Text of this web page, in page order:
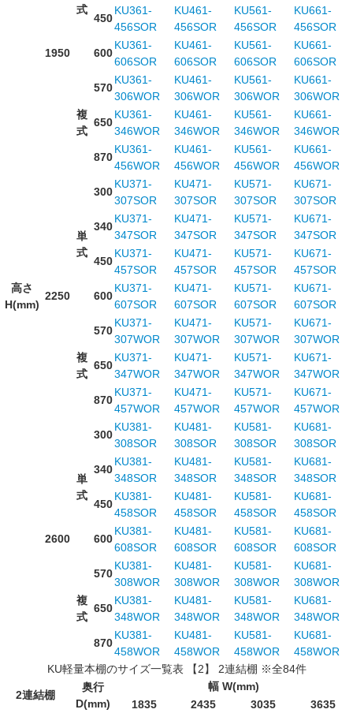
高さ
H(mm)
1950
式
450
KU361-
456SOR
KU461-
456SOR
KU561-
456SOR
KU661-
456SOR
600
KU361-
606SOR
KU461-
606SOR
KU561-
606SOR
KU661-
606SOR
複
式
570
KU361-
306WOR
KU461-
306WOR
KU561-
306WOR
KU661-
306WOR
650
KU361-
346WOR
KU461-
346WOR
KU561-
346WOR
KU661-
346WOR
870
KU361-
456WOR
KU461-
456WOR
KU561-
456WOR
KU661-
456WOR
2250
単
式
300
KU371-
307SOR
KU471-
307SOR
KU571-
307SOR
KU671-
307SOR
340
KU371-
347SOR
KU471-
347SOR
KU571-
347SOR
KU671-
347SOR
450
KU371-
457SOR
KU471-
457SOR
KU571-
457SOR
KU671-
457SOR
600
KU371-
607SOR
KU471-
607SOR
KU571-
607SOR
KU671-
607SOR
複
式
570
KU371-
307WOR
KU471-
307WOR
KU571-
307WOR
KU671-
307WOR
650
KU371-
347WOR
KU471-
347WOR
KU571-
347WOR
KU671-
347WOR
870
KU371-
457WOR
KU471-
457WOR
KU571-
457WOR
KU671-
457WOR
2600
単
式
300
KU381-
308SOR
KU481-
308SOR
KU581-
308SOR
KU681-
308SOR
340
KU381-
348SOR
KU481-
348SOR
KU581-
348SOR
KU681-
348SOR
450
KU381-
458SOR
KU481-
458SOR
KU581-
458SOR
KU681-
458SOR
600
KU381-
608SOR
KU481-
608SOR
KU581-
608SOR
KU681-
608SOR
複
式
570
KU381-
308WOR
KU481-
308WOR
KU581-
308WOR
KU681-
308WOR
650
KU381-
348WOR
KU481-
348WOR
KU581-
348WOR
KU681-
348WOR
870
KU381-
458WOR
KU481-
458WOR
KU581-
458WOR
KU681-
458WOR
KU軽量本棚のサイズ一覧表 【2】 2連結棚 ※全84件
2連結棚
奥行
D(mm)
幅 W(mm)
1835
2435 3035 3635